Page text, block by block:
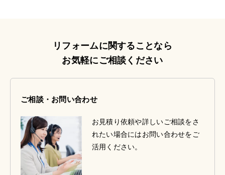
リフォームに関することなら
お気軽にご相談ください
ご相談・お問い合わせ
お見積り依頼や詳しいご相談をさ
れたい場合にはお問い合わせをご
活用ください。